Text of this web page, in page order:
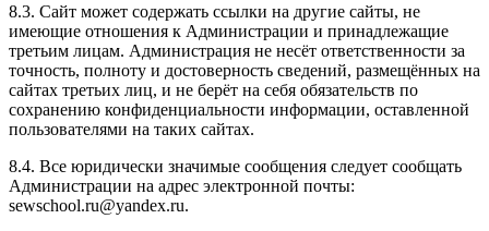
8.3. Сайт может содержать ссылки на другие сайты, не
имеющие отношения к Администрации и принадлежащие
третьим лицам. Администрация не несёт ответственности за
точность, полноту и достоверность сведений, размещённых на
сайтах третьих лиц, и не берёт на себя обязательств по
сохранению конфиденциальности информации, оставленной
пользователями на таких сайтах.
8.4. Все юридически значимые сообщения следует сообщать
Администрации на адрес электронной почты:
sewschool.ru@yandex.ru.